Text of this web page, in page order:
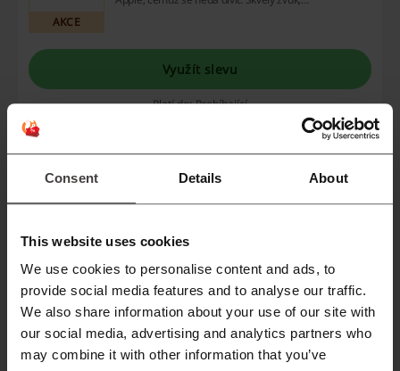
Consent Details About
This website uses cookies
We use cookies to personalise content and ads, to
provide social media features and to analyse our traffic.
We also share information about your use of our site with
our social media, advertising and analytics partners who
may combine it with other information that you’ve
AKCE
Využít slevu
Platí do: Probíhající
Doručení zdarma na Apple
Doručení zdarma pro každou objednávku na Apple.
Využít slevu